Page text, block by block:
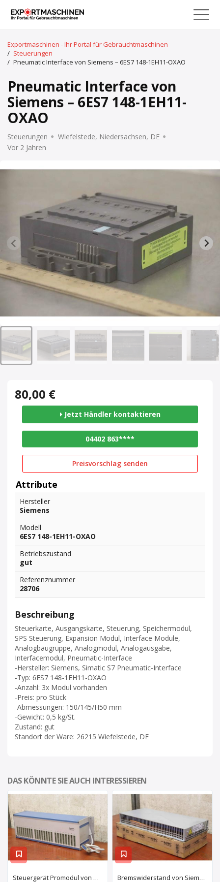
Exportmaschinen - Ihr Portal für Gebrauchtmaschinen
/ Steuerungen
/ Pneumatic Interface von Siemens – 6ES7 148-1EH11-OXAO
Pneumatic Interface von
Siemens – 6ES7 148-1EH11-
OXAO
Steuerungen
Wiefelstede, Niedersachsen, DE
Vor 2 Jahren
80,00 €
Jetzt Händler kontaktieren
04402 863****
Preisvorschlag senden
Attribute
Hersteller
Siemens
Modell
6ES7 148-1EH11-OXAO
Betriebszustand
gut
Referenznummer
28706
Beschreibung
Steuerkarte, Ausgangskarte, Steuerung, Speichermodul,
SPS Steuerung, Expansion Modul, Interface Module,
Analogbaugruppe, Analogmodul, Analogausgabe,
Interfacemodul, Pneumatic-Interface
-Hersteller: Siemens, Simatic S7 Pneumatic-Interface
-Typ: 6ES7 148-1EH11-OXAO
-Anzahl: 3x Modul vorhanden
-Preis: pro Stück
-Abmessungen: 150/145/H50 mm
-Gewicht: 0,5 kg/St.
Zustand: gut
Standort der Ware: 26215 Wiefelstede, DE
DAS KÖNNTE SIE AUCH INTERESSIEREN
Steuergerät Promodul von Schleicher Ilsemann – KEG 24-30 KCD 1 Bremswiderstand von Siemens – 6SL3100-1BE21-3AA0